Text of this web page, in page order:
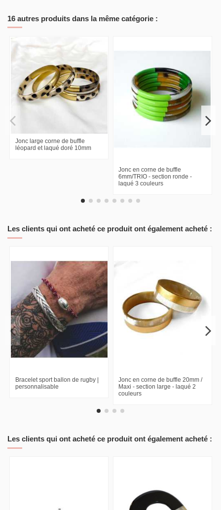
16 autres produits dans la même catégorie :
Jonc large corne de buffle
léopard et laqué doré 10mm
Jonc en corne de buffle
6mm/TRIO - section ronde -
laqué 3 couleurs
Les clients qui ont acheté ce produit ont également acheté :
Bracelet sport ballon de rugby |
personnalisable
Jonc en corne de buffle 20mm /
Maxi - section large - laqué 2
couleurs
Les clients qui ont acheté ce produit ont également acheté :